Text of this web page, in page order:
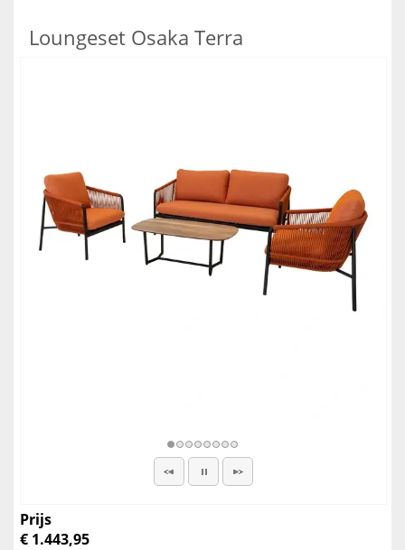
Loungeset Osaka Terra
Prijs
€ 1.443,95